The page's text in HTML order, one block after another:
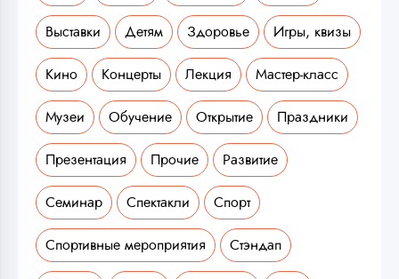
Выставки Детям Здоровье Игры, квизы
Кино Концерты Лекция Мастер-класс
Музеи Обучение Открытие Праздники
Презентация Прочие Развитие
Семинар Спектакли Спорт
Спортивные мероприятия Стэндап